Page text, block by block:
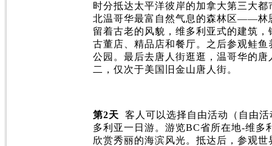
时分抵达太平洋彼岸的加拿大第三大都
北温哥华最富自然气息的森林区——林
留着古老的风貌，维多利亚式的建筑
古董店、精品店和餐厅。之后参观鲑
公园。最后去唐人街逛逛，温哥华的
二，仅次于美国旧金山唐人街。
第2天
客人可以选择自由活动（自由
多利亚一日游。游览BC省所在地-维多
欣赏秀丽的海滨风光。抵达后，参观